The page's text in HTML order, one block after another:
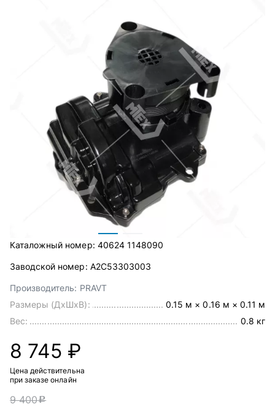
Каталожный номер: 40624 1148090
Заводской номер: А2С53303003
Производитель: PRAVT
Размеры (ДхШхВ):
0.15 м × 0.16 м × 0.11 м
Вес:
0.8 кг
8 745 ₽
Цена действительна
при заказе онлайн
9 400c